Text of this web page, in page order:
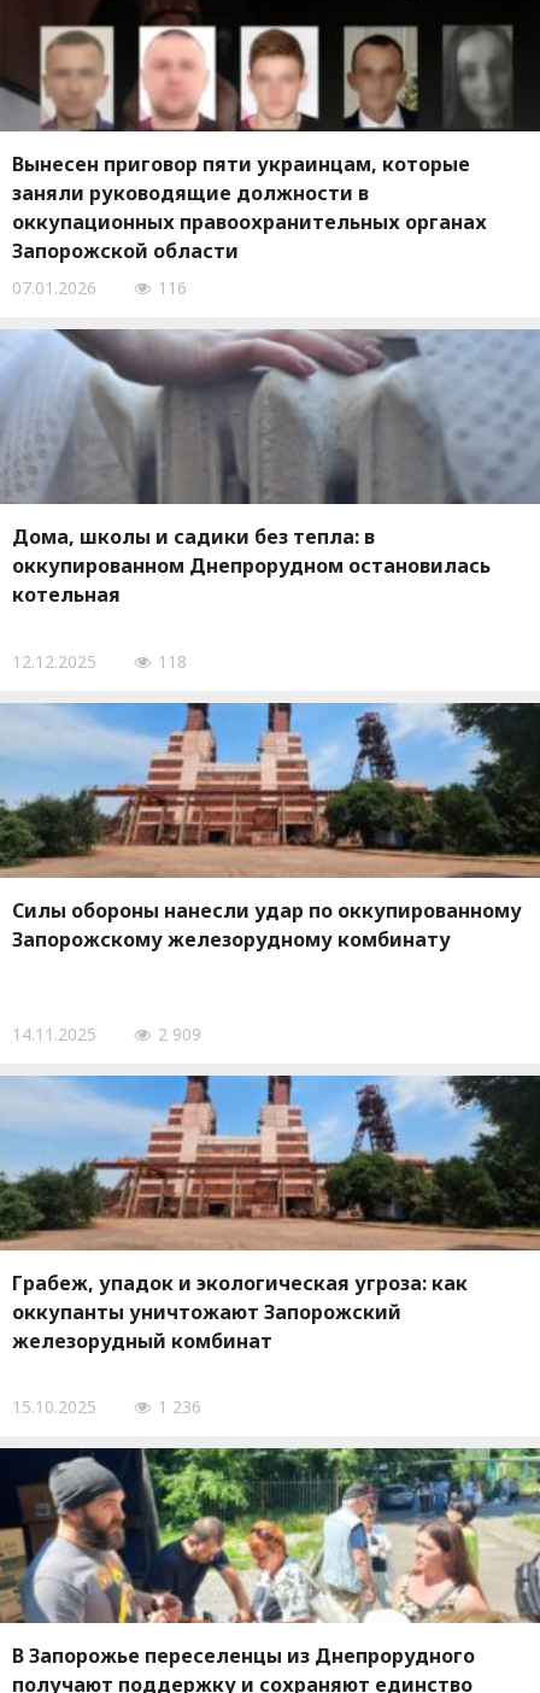
Вынесен приговор пяти украинцам, которые
заняли руководящие должности в
оккупационных правоохранительных органах
Запорожской области
07.01.2026 116
Дома, школы и садики без тепла: в
оккупированном Днепрорудном остановилась
котельная
12.12.2025 118
Силы обороны нанесли удар по оккупированному
Запорожскому железорудному комбинату
14.11.2025 2 909
Грабеж, упадок и экологическая угроза: как
оккупанты уничтожают Запорожский
железорудный комбинат
15.10.2025 1 236
В Запорожье переселенцы из Днепрорудного
получают поддержку и сохраняют единство